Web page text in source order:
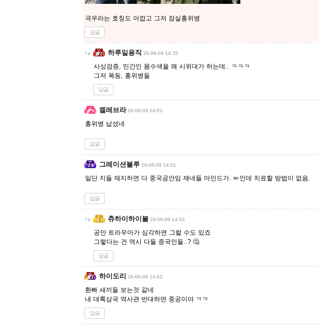
극우라는 호칭도 아깝고 그저 잠실홍위병
답글
하루일용직 26-06-09 14:35
사상검증, 민간인 몸수색을 왜 시위대가 하는데.. ㅋㅋㅋ
그저 폭동, 홍위병들
답글
켈레브라 26-06-09 14:01
홍위병 납셨네
답글
그레이션블루 26-06-09 14:01
일단 지들 제지하면 다 중국공안임 쟤네들 마인드가. ㅄ인데 치료할 방법이 없음.
답글
츄하이하이볼 26-06-09 14:02
공안 트라우마가 심각하면 그럴 수도 있죠
그렇다는 건 역시 다들 중국인들..? 🤔
답글
하이도리 26-06-09 14:02
환빠 새끼들 보는것 같네
내 대륙삼국 역사관 반대하면 중공이야 ㅋㅋ
답글